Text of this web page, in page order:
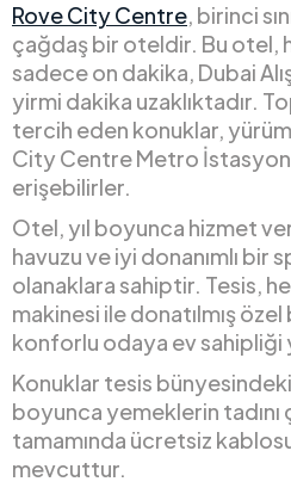
Rove City Centre, birinci
çağdaş bir oteldir. Bu otel,
sadece on dakika, Dubai
yirmi dakika uzaklıktadır.
tercih eden konuklar,
City Centre Metro
erişebilirler.
Otel, yıl boyunca hizmet
havuzu ve iyi donanımlı bir
olanaklara sahiptir. Tesis,
makinesi ile donatılmış
konforlu odaya ev sahipliği
Konuklar tesis
boyunca yemeklerin tadını
tamamında ücretsiz
mevcuttur.